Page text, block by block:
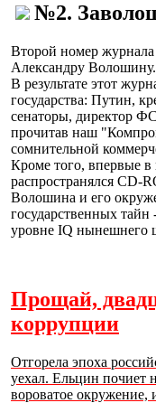
№2.
Второй номер
Александру Волошину.
В результате этот
государства: Путин,
сенаторы, директор
прочитав наш
сомнительной
Кроме того, впервые
распространялся СD-
Волошина и его
государственных
уровне IQ нынешнего
Прощай,
коррупции
Отгорела эпоха
уехал. Ельцин почиет
вороватое